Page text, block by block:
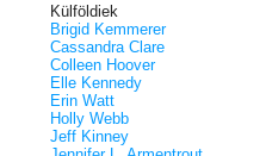
Külföldiek
Brigid Kemmerer
Cassandra Clare
Colleen Hoover
Elle Kennedy
Erin Watt
Holly Webb
Jeff Kinney